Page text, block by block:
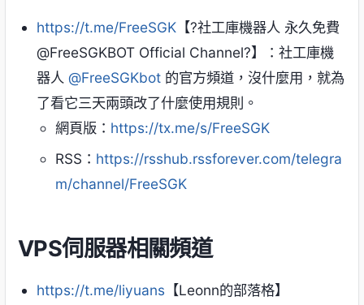
https://t.me/FreeSGK 【?社工庫機器人 永久免費
@FreeSGKBOT Official Channel?】：社工庫機
器人@FreeSGKbot 的官方頻道，沒什麼用，就為
了看它三天兩頭改了什麼使用規則。
網頁版： https://tx.me/s/FreeSGK
RSS： https://rsshub.rssforever.com/telegra
m/channel/FreeSGK
VPS伺服器相關頻道
https://t.me/liyuans 【Leonn的部落格】